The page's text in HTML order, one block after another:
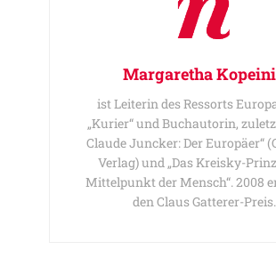
Margaretha
ist Leiterin des Ressorts
„Kurier“ und Buchautorin,
Claude Juncker: Der Europäer“
Verlag) und „Das Kreisky-
Mittelpunkt der Mensch“. 2008
den Claus Gatterer-Preis.